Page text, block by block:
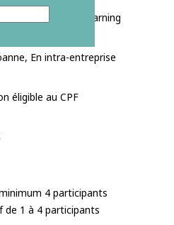
Blended Learning
En intra-entreprise
éligible au CPF
4 participants
de 1 à 4 participants